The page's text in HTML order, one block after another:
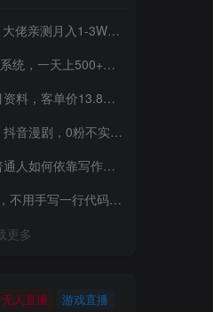
批量产出优质短故事，实现一稿多吃多渠道变现
告，让你的投放更加高效简单！
价13.8，279天卖了20w
名每天一小时，月入1W+【揭秘】
活，可开启你的写作复利之路（更新6月）
到上架全流程，普通人也能做出自己的软件
更多
无人直播
游戏直播